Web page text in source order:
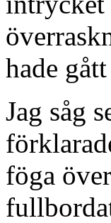
hade
Jag såg
föga